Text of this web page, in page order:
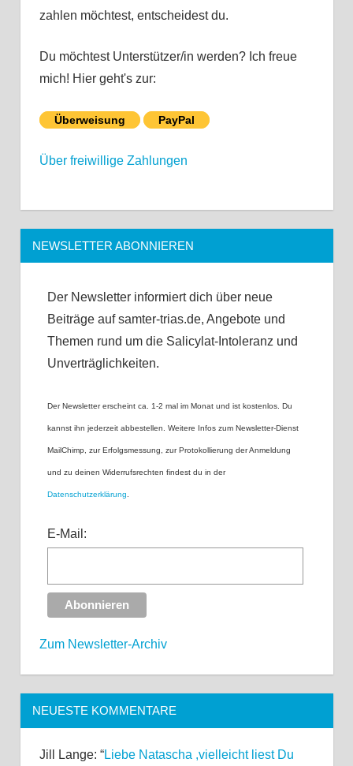
zahlen möchtest, entscheidest du.
Du möchtest Unterstützer/in werden? Ich freue
mich! Hier geht's zur:
Überweisung PayPal
Über freiwillige Zahlungen
NEWSLETTER ABONNIEREN
Der Newsletter informiert dich über neue
Beiträge auf samter-trias.de, Angebote und
Themen rund um die Salicylat-Intoleranz und
Unverträglichkeiten.
Der Newsletter erscheint ca. 1-2 mal im Monat und ist kostenlos. Du
kannst ihn jederzeit abbestellen. Weitere Infos zum Newsletter-Dienst
MailChimp, zur Erfolgsmessung, zur Protokollierung der Anmeldung
und zu deinen Widerrufsrechten findest du in der
Datenschutzerklärung
E-Mail:
Zum Newsletter-Archiv
NEUESTE KOMMENTARE
Jill Lange: “Liebe Natascha ,vielleicht liest Du